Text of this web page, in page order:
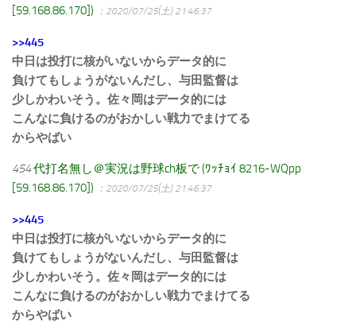
[59.168.86.170])
：2020/07/25(土) 21:46:37
>>445
中日は投打に核がいないからデータ的に
負けてもしょうがないんだし、与田監督は
少しかわいそう。佐々岡はデータ的には
こんなに負けるのがおかしい戦力でまけてる
からやばい
454代打名無し＠実況は野球ch板で (ﾜｯﾁｮｲ 8216-WQpp
[59.168.86.170])
：2020/07/25(土) 21:46:37
>>445
中日は投打に核がいないからデータ的に
負けてもしょうがないんだし、与田監督は
少しかわいそう。佐々岡はデータ的には
こんなに負けるのがおかしい戦力でまけてる
からやばい